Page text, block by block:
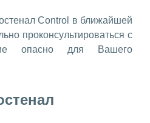
Control в ближайшей
проконсультироваться с
опасно для Вашего